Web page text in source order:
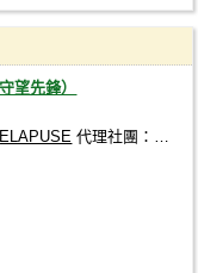
望先鋒）
ELAPUSE 代理社團： 楓林